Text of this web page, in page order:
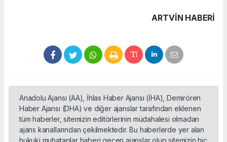
ARTVIN HABERİ
Anadolu Ajansı (AA), İhlas Haber Ajansı (İHA), Demirören
Haber Ajansı (DHA) ve diğer ajanslar tarafından eklenen
tüm haberler, sitemizin editörlerinin müdahalesi olmadan
ajans kanallarından çekilmektedir. Bu haberlerde yer alan
hukuki muhataplar haberi geçen ajanslar olup sitemizin hiç